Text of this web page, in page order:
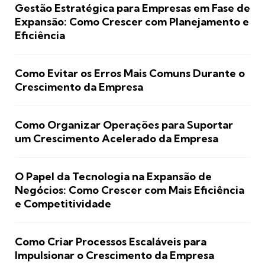
Gestão Estratégica para Empresas em Fase de
Expansão: Como Crescer com Planejamento e
Eficiência
Como Evitar os Erros Mais Comuns Durante o
Crescimento da Empresa
Como Organizar Operações para Suportar
um Crescimento Acelerado da Empresa
O Papel da Tecnologia na Expansão de
Negócios: Como Crescer com Mais Eficiência
e Competitividade
Como Criar Processos Escaláveis para
Impulsionar o Crescimento da Empresa